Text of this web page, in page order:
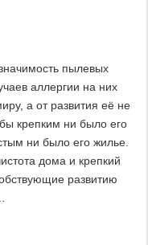
пылевых
аллергии на них
а от развития её не
крепким ни было его
ни было его жилье.
дома и крепкий
развитию